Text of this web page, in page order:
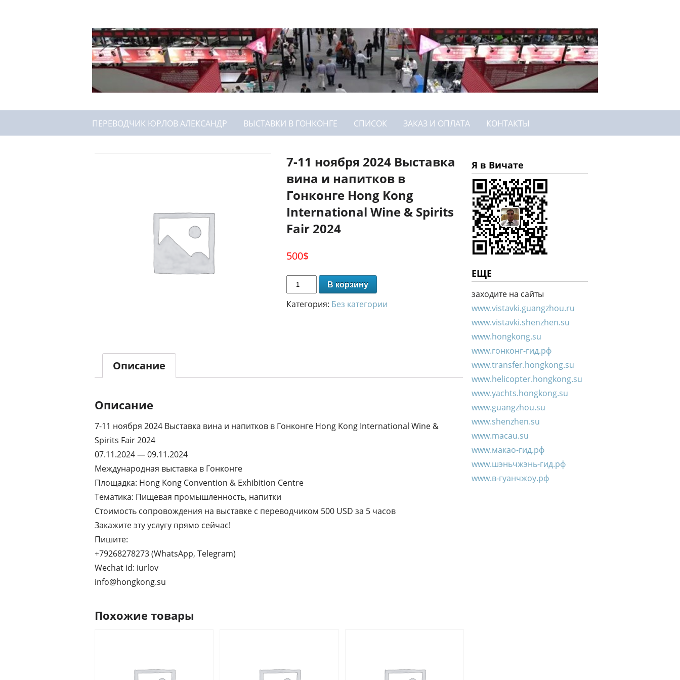
ПЕРЕВОДЧИК ЮРЛОВ АЛЕКСАНДР ВЫСТАВКИ В ГОНКОНГЕ СПИСОК ЗАКАЗ И ОПЛАТА КОНТАКТЫ
7-11 ноября 2024 Выставка
вина и напитков в
Гонконге Hong Kong
International Wine & Spirits
Fair 2024
500$
В корзину
Категория: Без категории
Описание
Описание
7-11 ноября 2024 Выставка вина и напитков в Гонконге Hong Kong International Wine &
Spirits Fair 2024
07.11.2024 — 09.11.2024
Международная выставка в Гонконге
Площадка: Hong Kong Convention & Exhibition Centre
Тематика: Пищевая промышленность, напитки
Стоимость сопровождения на выставке с переводчиком 500 USD за 5 часов
Закажите эту услугу прямо сейчас!
Пишите:
+79268278273 (WhatsApp, Telegram)
Wechat id: iurlov
info@hongkong.su
Похожие товары
Я в Вичате
ЕЩЕ
заходите на сайты
www.vistavki.guangzhou.ru
www.vistavki.shenzhen.su
www.hongkong.su
www.гонконг-гид.рф
www.transfer.hongkong.su
www.helicopter.hongkong.su
www.yachts.hongkong.su
www.guangzhou.su
www.shenzhen.su
www.macau.su
www.макао-гид.рф
www.шэньчжэнь-гид.рф
www.в-гуанчжоу.рф